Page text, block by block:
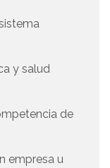
y salud
de
empresa u